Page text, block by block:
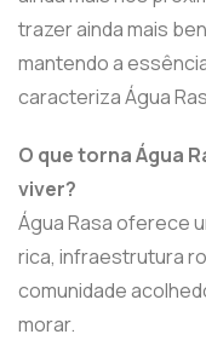
trazer ainda mais
mantendo a
caracteriza Água
O que torna Água
viver?
Água Rasa oferece
rica, infraestrutura
comunidade
morar.